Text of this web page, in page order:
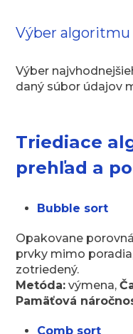
Výber algoritmu
Výber
daný súbor údajov
Triediace
prehľad a
Bubble sort
Opakovane
prvky mimo
zotriedený.
Metóda: výmena,
Pamäťová
Comb sort